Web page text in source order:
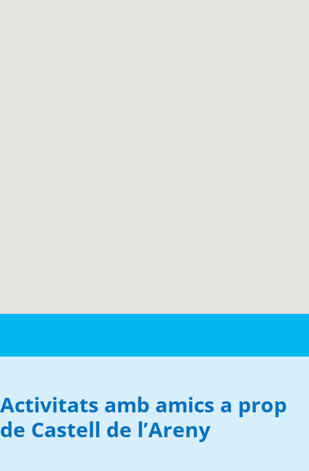
Activitats amb amics a prop
de Castell de l’Areny